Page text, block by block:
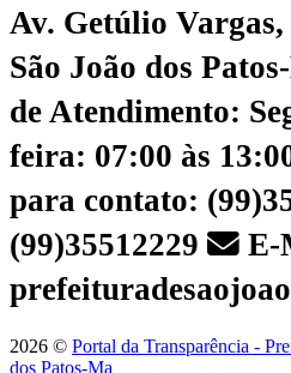
Av. Getúlio
São João dos
de Atendimento:
feira: 07:00 às
para contato:
(99)35512229
E-
2026 © Portal da Transparência -
dos Patos-Ma